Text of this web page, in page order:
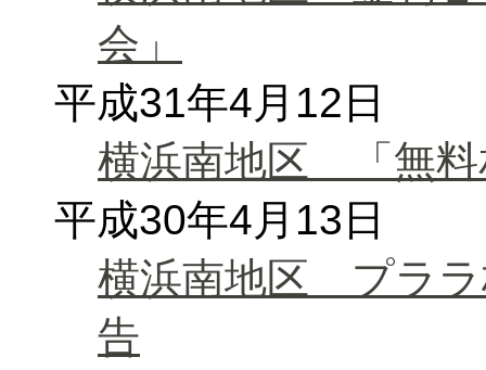
会」
平成31年4月12日
横浜南地区 「無料
平成30年4月13日
横浜南地区 プララ
告